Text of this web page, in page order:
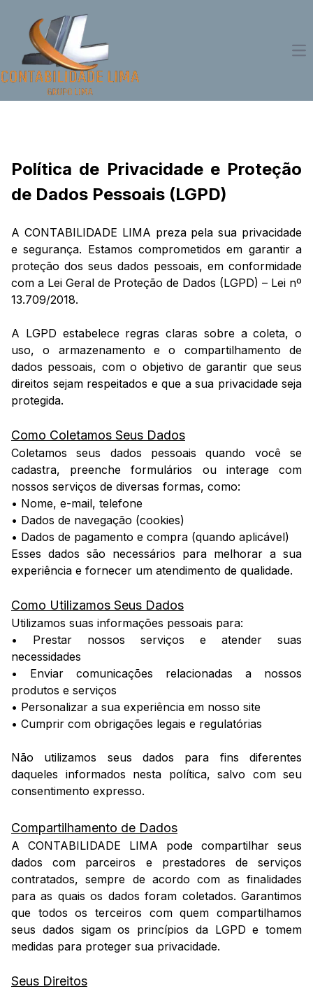
Política de Privacidade e Proteção
de Dados Pessoais (LGPD)
A CONTABILIDADE LIMA preza pela sua privacidade
e segurança. Estamos comprometidos em garantir a
proteção dos seus dados pessoais, em conformidade
com a Lei Geral de Proteção de Dados (LGPD) – Lei nº
13.709/2018.
A LGPD estabelece regras claras sobre a coleta, o
uso, o armazenamento e o compartilhamento de
dados pessoais, com o objetivo de garantir que seus
direitos sejam respeitados e que a sua privacidade seja
protegida.
Como Coletamos Seus Dados
Coletamos seus dados pessoais quando você se
cadastra, preenche formulários ou interage com
nossos serviços de diversas formas, como:
• Nome, e-mail, telefone
• Dados de navegação (cookies)
• Dados de pagamento e compra (quando aplicável)
Esses dados são necessários para melhorar a sua
experiência e fornecer um atendimento de qualidade.
Como Utilizamos Seus Dados
Utilizamos suas informações pessoais para:
• Prestar nossos serviços e atender suas
necessidades
• Enviar comunicações relacionadas a nossos
produtos e serviços
• Personalizar a sua experiência em nosso site
• Cumprir com obrigações legais e regulatórias
Não utilizamos seus dados para fins diferentes
daqueles informados nesta política, salvo com seu
consentimento expresso.
Compartilhamento de Dados
A CONTABILIDADE LIMA pode compartilhar seus
dados com parceiros e prestadores de serviços
contratados, sempre de acordo com as finalidades
para as quais os dados foram coletados. Garantimos
que todos os terceiros com quem compartilhamos
seus dados sigam os princípios da LGPD e tomem
medidas para proteger sua privacidade.
Seus Direitos